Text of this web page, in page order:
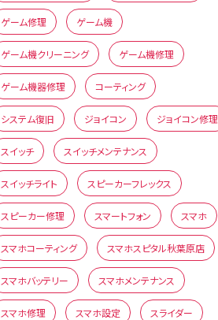
ゲーム修理 ゲーム機
ゲーム機クリーニング ゲーム機修理
ゲーム機器修理 コーティング
システム復旧 ジョイコン ジョイコン修理
スイッチ スイッチメンテナンス
スイッチライト スピーカーフレックス
スピーカー修理 スマートフォン スマホ
スマホコーティング スマホスピタル秋葉原店
スマホバッテリー スマホメンテナンス
スマホ修理 スマホ設定 スライダー